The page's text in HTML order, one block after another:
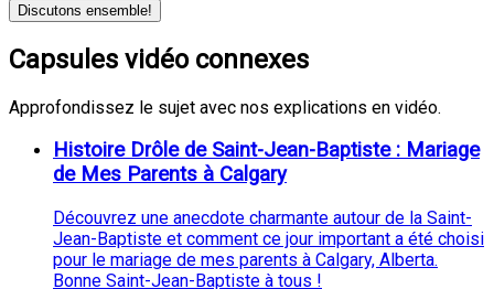
Discutons ensemble!
Capsules vidéo connexes
Approfondissez le sujet avec nos explications en vidéo.
Histoire Drôle de Saint-Jean-Baptiste : Mariage
de Mes Parents à Calgary
Découvrez une anecdote charmante autour de la Saint-
Jean-Baptiste et comment ce jour important a été choisi
pour le mariage de mes parents à Calgary, Alberta.
Bonne Saint-Jean-Baptiste à tous !